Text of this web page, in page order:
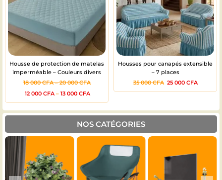
Housse de protection de matelas
imperméable – Couleurs divers
18 000CFA–20 000CFA
12 000 CFA– 13 000 CFA
Housses pour canapés extensible
– 7 places
35 000CFA 25 000 CFA
NOS CATÉGORIES